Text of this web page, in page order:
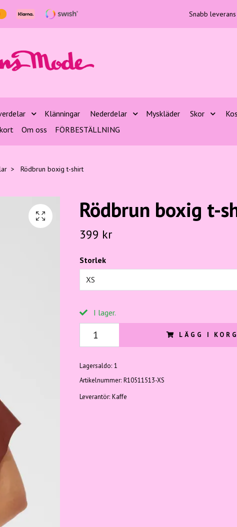
Snabb
Klänningar Nederdelar Myskläder Skor
Om oss FÖRBESTÄLLNING
Rödbrun boxig t-shirt
Rödbrun boxig t-
399 kr
Storlek
XS
I lager.
LÄGG I
Lagersaldo: 1
Artikelnummer: R10511513-XS
Leverantör: Kaffe